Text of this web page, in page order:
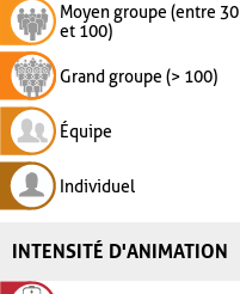
Moyen groupe (entre 30
et 100)
Grand groupe (> 100)
Équipe
Individuel
INTENSITÉ D'ANIMATION